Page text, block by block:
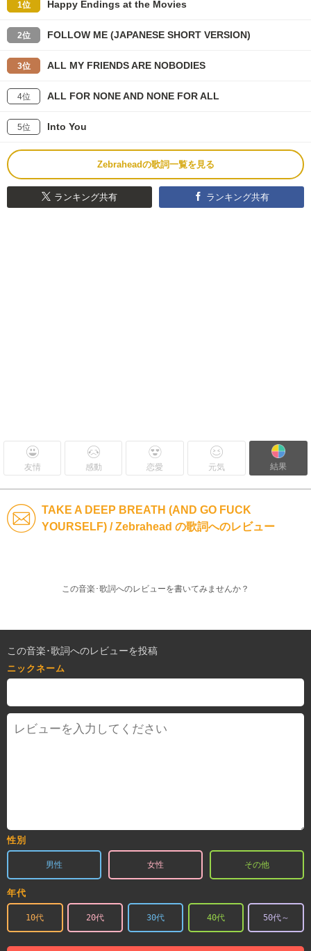
1位 Happy Endings at the Movies
2位 FOLLOW ME (JAPANESE SHORT VERSION)
3位 ALL MY FRIENDS ARE NOBODIES
4位 ALL FOR NONE AND NONE FOR ALL
5位 Into You
Zebraheadの歌詞一覧を見る
ランキング共有 ランキング共有
友情 感動 恋愛 元気 結果
TAKE A DEEP BREATH (AND GO FUCK
YOURSELF) / Zebrahead の歌詞へのレビュー
この音楽･歌詞へのレビューを書いてみませんか？
この音楽･歌詞へのレビューを投稿
ニックネーム
性別
男性 女性 その他
年代
10代 20代 30代 40代 50代～